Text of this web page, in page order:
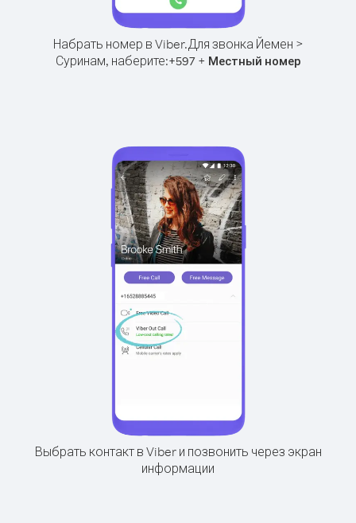
Набрать номер в Viber.Для звонка Йемен >
Суринам, наберите:+597+ Местный номер
Выбрать контакт в Viber и позвонить через экран
информации